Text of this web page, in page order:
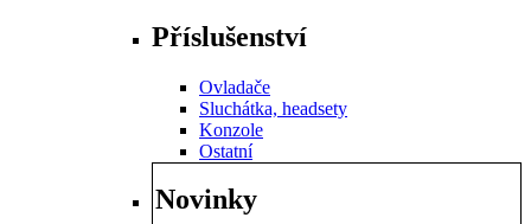
Příslušenství
Ovladače
Sluchátka, headsety
Konzole
Ostatní
Novinky